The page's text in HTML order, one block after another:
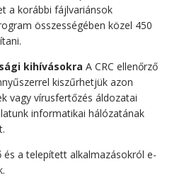
a korábbi fájlvariánsok
összességében közel 450
kihívásokra A CRC ellenőrző
kiszűrhetjük azon
vagy vírusfertőzés áldozatai
informatikai hálózatának
és a telepített alkalmazásokról e-